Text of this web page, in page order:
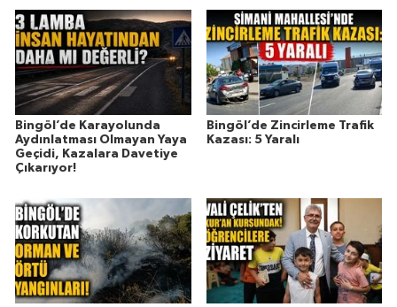
Bingöl’de Karayolunda
Aydınlatması Olmayan Yaya
Geçidi, Kazalara Davetiye
Çıkarıyor!
Bingöl’de Zincirleme Trafik
Kazası: 5 Yaralı